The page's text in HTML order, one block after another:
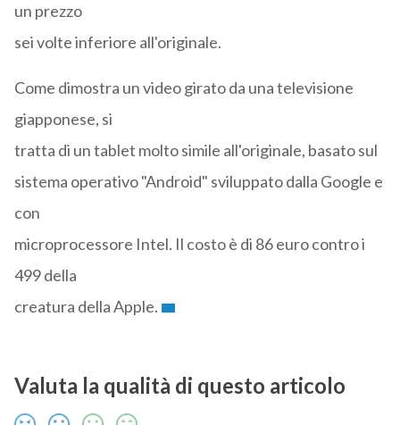
un prezzo
sei volte inferiore all'originale.
Come dimostra un video girato da una televisione
giapponese, si
tratta di un tablet molto simile all'originale, basato sul
sistema operativo "Android" sviluppato dalla Google e
con
microprocessore Intel. Il costo è di 86 euro contro i
499 della
creatura della Apple.
Valuta la qualità di questo articolo